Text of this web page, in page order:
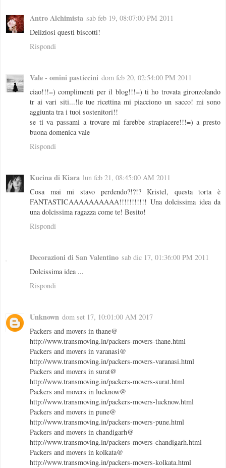
Antro Alchimista sab feb 19, 08:07:00 PM 2011
Deliziosi questi biscotti!
Rispondi
Vale - omini pasticcini dom feb 20, 02:54:00 PM 2011
ciao!!!=) complimenti per il blog!!!=) ti ho trovata gironzolando
tr ai vari siti...!le tue ricettina mi piacciono un sacco! mi sono
aggiunta tra i tuoi sostenitori!!
se ti va passami a trovare mi farebbe strapiacere!!!=) a presto
buona domenica vale
Rispondi
Kucina di Kiara lun feb 21, 08:45:00 AM 2011
Cosa mai mi stavo perdendo?!?!? Kristel, questa torta è
FANTASTICAAAAAAAAAA!!!!!!!!!!! Una dolcissima idea da
una dolcissima ragazza come te! Besito!
Rispondi
Decorazioni di San Valentino sab dic 17, 01:36:00 PM 2011
Dolcissima idea ...
Rispondi
Unknown dom set 17, 10:01:00 AM 2017
Packers and movers in thane@
http://www.transmoving.in/packers-movers-thane.html
Packers and movers in varanasi@
http://www.transmoving.in/packers-movers-varanasi.html
Packers and movers in surat@
http://www.transmoving.in/packers-movers-surat.html
Packers and movers in lucknow@
http://www.transmoving.in/packers-movers-lucknow.html
Packers and movers in pune@
http://www.transmoving.in/packers-movers-pune.html
Packers and movers in chandigarh@
http://www.transmoving.in/packers-movers-chandigarh.html
Packers and movers in kolkata@
http://www.transmoving.in/packers-movers-kolkata.html